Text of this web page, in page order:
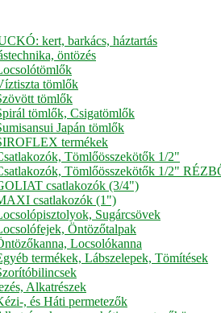
kert, barkács, háztartás
öntözés
tömlők
tömlők
tömlők, Csigatömlők
Japán tömlők
termékek
Tömlőösszekötők 1/2"
Tömlőösszekötők 1/2"
csatlakozók (3/4")
csatlakozók (1")
Sugárcsövek
Öntözőtalpak
Locsolókanna
termékek, Lábszelepek, Tömítések
Alkatrészek
, és Háti permetezők